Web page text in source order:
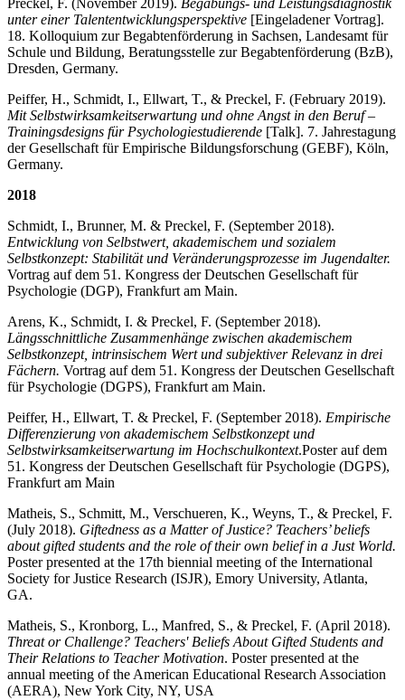
Preckel, F. (November 2019). Begabungs- und Leistungsdiagnostik
unter einer Talententwicklungsperspektive [Eingeladener Vortrag].
18. Kolloquium zur Begabtenförderung in Sachsen, Landesamt für
Schule und Bildung, Beratungsstelle zur Begabtenförderung (BzB),
Dresden, Germany.
Peiffer, H., Schmidt, I., Ellwart, T., & Preckel, F. (February 2019).
Mit Selbstwirksamkeitserwartung und ohne Angst in den Beruf –
Trainingsdesigns für Psychologiestudierende [Talk]. 7. Jahrestagung
der Gesellschaft für Empirische Bildungsforschung (GEBF), Köln,
Germany.
2018
Schmidt, I., Brunner, M. & Preckel, F. (September 2018).
Entwicklung von Selbstwert, akademischem und sozialem
Selbstkonzept: Stabilität und Veränderungsprozesse im Jugendalter.
Vortrag auf dem 51. Kongress der Deutschen Gesellschaft für
Psychologie (DGP), Frankfurt am Main.
Arens, K., Schmidt, I. & Preckel, F. (September 2018).
Längsschnittliche Zusammenhänge zwischen akademischem
Selbstkonzept, intrinsischem Wert und subjektiver Relevanz in drei
Fächern. Vortrag auf dem 51. Kongress der Deutschen Gesellschaft
für Psychologie (DGPS), Frankfurt am Main.
Peiffer, H., Ellwart, T. & Preckel, F. (September 2018). Empirische
Differenzierung von akademischem Selbstkonzept und
Selbstwirksamkeitserwartung im Hochschulkontext.Poster auf dem
51. Kongress der Deutschen Gesellschaft für Psychologie (DGPS),
Frankfurt am Main
Matheis, S., Schmitt, M., Verschueren, K., Weyns, T., & Preckel, F.
(July 2018). Giftedness as a Matter of Justice? Teachers’ beliefs
about gifted students and the role of their own belief in a Just World.
Poster presented at the 17th biennial meeting of the International
Society for Justice Research (ISJR), Emory University, Atlanta,
GA.
Matheis, S., Kronborg, L., Manfred, S., & Preckel, F. (April 2018).
Threat or Challenge? Teachers' Beliefs About Gifted Students and
Their Relations to Teacher Motivation. Poster presented at the
annual meeting of the American Educational Research Association
(AERA), New York City, NY, USA